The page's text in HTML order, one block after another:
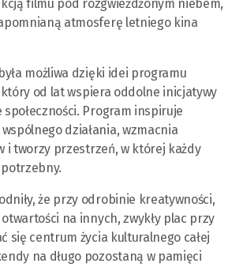
filmu pod rozgwieżdżonym niebem,
atmosferę letniego kina
możliwa dzięki idei programu
który od lat wspiera oddolne inicjatywy
społeczności. Program inspiruje
działania, wzmacnia
i tworzy przestrzeń, w której każdy
że przy odrobinie kreatywności,
na innych, zwykły plac przy
się centrum życia kulturalnego całej
na długo pozostaną w pamięci